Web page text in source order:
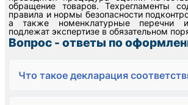
обращение товаров. Техрегламенты
правила и нормы безопасности
а также номенклатурные перечни
подлежат экспертизе в обязательном
Вопрос - ответы по
Что такое декларация